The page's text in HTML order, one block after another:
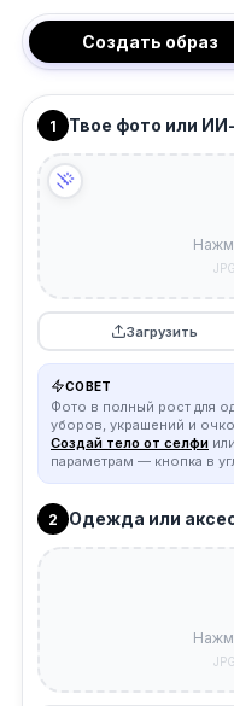
Создать образ
1 Твое фото или
Загрузить
СОВЕТ
Фото в полный рост для
уборов, украшений и
Создай тело от селфи
параметрам — кнопка в
2 Одежда или